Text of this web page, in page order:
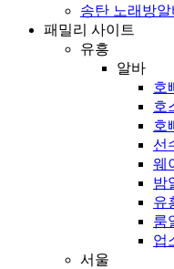
송탄 노래방알
패밀리 사이트
유흥
알바
호
호
호
선
웨
밤
유
룸
업
서울